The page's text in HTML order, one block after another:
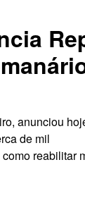
anunciou
de mil